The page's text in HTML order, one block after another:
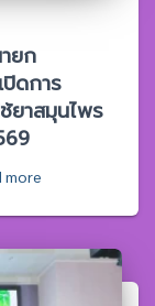
ยก
ปิดการ
ยาสมุนไพร
more